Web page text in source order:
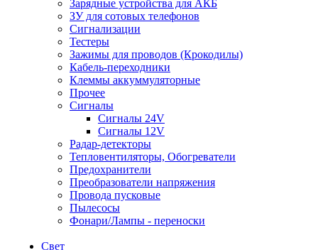
Зарядные устройства для АКБ
ЗУ для сотовых телефонов
Сигнализации
Тестеры
Зажимы для проводов (Крокодилы)
Кабель-переходники
Клеммы аккуммуляторные
Прочее
Сигналы
Сигналы 24V
Сигналы 12V
Радар-детекторы
Тепловентиляторы, Обогреватели
Предохранители
Преобразователи напряжения
Провода пусковые
Пылесосы
Фонари/Лампы - переноски
Свет